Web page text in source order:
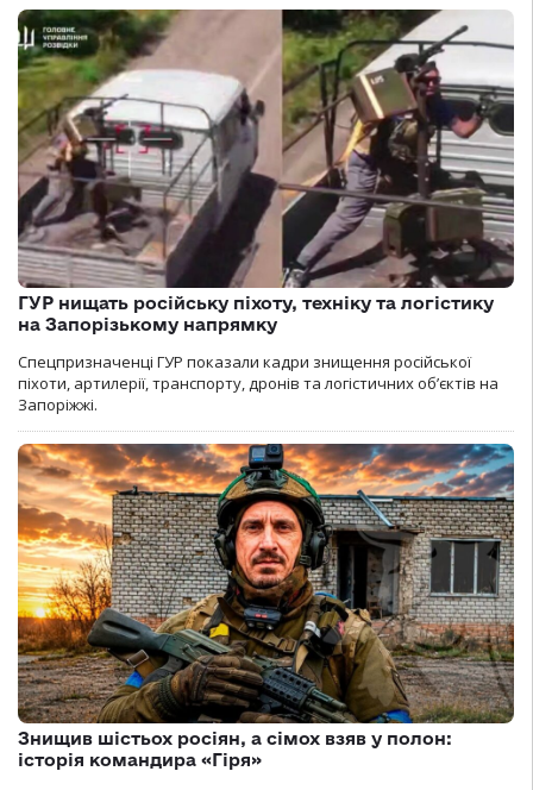
ГУР нищать російську піхоту, техніку та логістику
на Запорізькому напрямку
Спецпризначенці ГУР показали кадри знищення російської
піхоти, артилерії, транспорту, дронів та логістичних об’єктів на
Запоріжжі.
Знищив шістьох росіян, а сімох взяв у полон:
історія командира «Гіря»